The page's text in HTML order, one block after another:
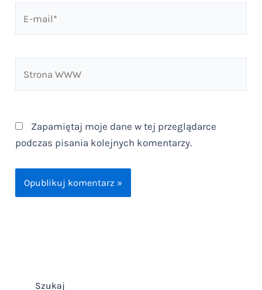
mail*
WWW
Zapamiętaj moje dane w tej przeglądarce
podczas pisania kolejnych komentarzy.
Szukaj